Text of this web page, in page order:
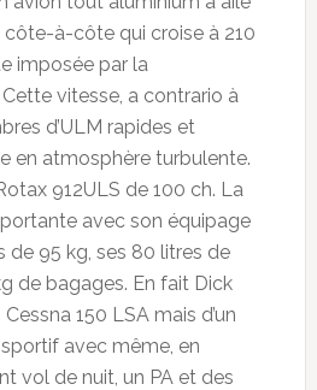
côte-à-côte qui croise à 210
imposée par la
vitesse, a contrario à
d’ULM rapides et
en atmosphère turbulente.
912ULS de 100 ch. La
avec son équipage
de 95 kg, ses 80 litres de
de bagages. En fait Dick
150 LSA mais d’un
avec même, en
vol de nuit, un PA et des